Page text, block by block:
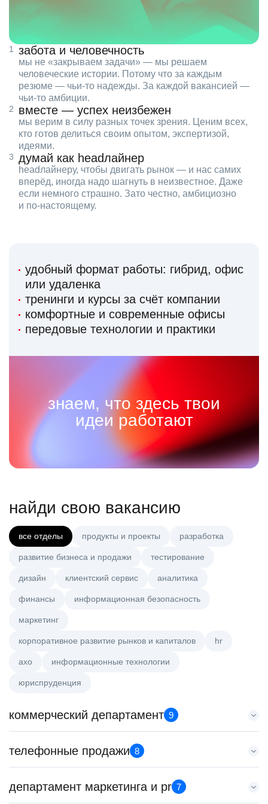
забота и человечность
мы не «закрываем задачи» — мы решаем
человеческие истории. Потому что за каждым
резюме — чьи‑то надежды. За каждой вакансией —
чьи‑то амбиции.
вместе — успех неизбежен
мы верим в силу разных точек зрения. Ценим всех,
кто готов делиться своим опытом, экспертизой,
идеями.
думай как headлайнер
headлайнеру, чтобы двигать рынок — и нас самих
вперёд, иногда надо шагнуть в неизвестное. Даже
если немного страшно. Зато честно, амбициозно
и по‑настоящему.
удобный формат работы: гибрид, офис
или удаленка
тренинги и курсы за счёт компании
комфортные и современные офисы
передовые технологии и практики
знаем, что здесь твои
идеи работают
найди свою вакансию
все отделы продукты и проекты разработка
развитие бизнеса и продажи тестирование
дизайн клиентский сервис аналитика
финансы информационная безопасность
маркетинг
корпоративное развитие рынков и капиталов hr
axo информационные технологии
юриспруденция
коммерческий департамент 9
Тренер по развитию компетенций продаж
HeadHunter::Коммерческий департамент
з/п не указана
телефонные продажи 8
Менеджер по привлечению клиентов (B2B)
HeadHunter::Телефонные продажи
департамент маркетинга и pr 7